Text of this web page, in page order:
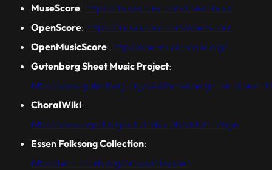
MuseScore: https://musescore.com/sheetmusic
OpenScore: https://musescore.com/openscore
OpenMusicScore: http://openmusicscore.org/
Gutenberg Sheet Music Project:
http://www.gutenberg.org/wiki/
ChoralWiki:
http://www3.cpdl.org/wiki/index.php/Main_Page
Essen Folksong Collection:
http://kern.ccarh.org/browse?l=essen